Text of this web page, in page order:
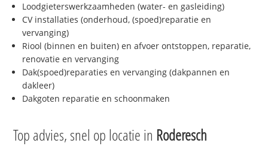
Loodgieterswerkzaamheden (water- en gasleiding)
CV installaties (onderhoud, (spoed)reparatie en
vervanging)
Riool (binnen en buiten) en afvoer ontstoppen, reparatie,
renovatie en vervanging
Dak(spoed)reparaties en vervanging (dakpannen en
dakleer)
Dakgoten reparatie en schoonmaken
Top advies, snel op locatie in Roderesch